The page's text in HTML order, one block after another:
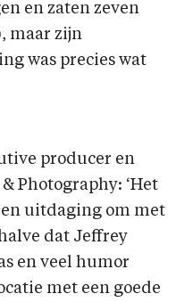
en zaten zeven
maar zijn
was precies wat
producer en
Photography: ‘Het
uitdaging om met
dat Jeffrey
en veel humor
met een goede